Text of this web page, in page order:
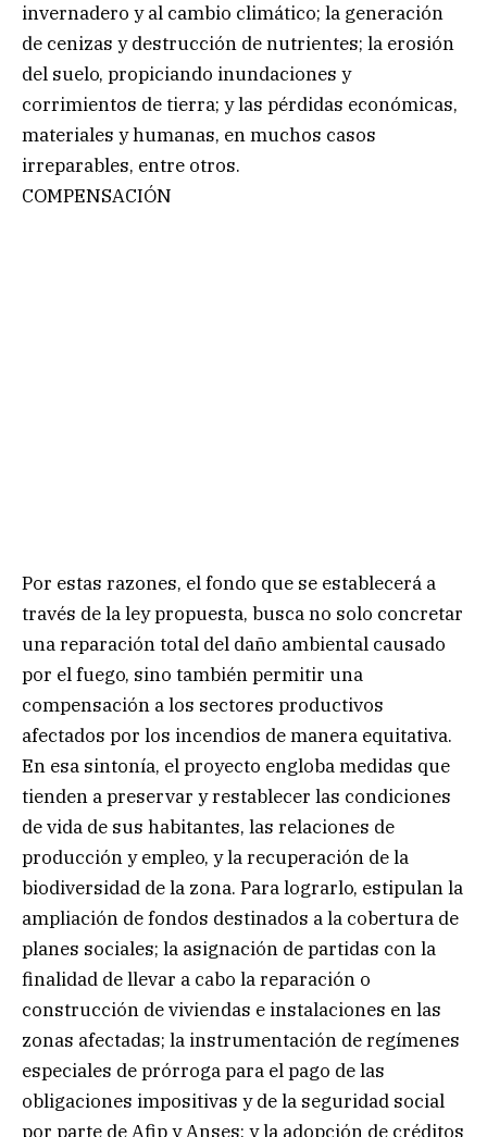
invernadero y al cambio climático; la generación
de cenizas y destrucción de nutrientes; la erosión
del suelo, propiciando inundaciones y
corrimientos de tierra; y las pérdidas económicas,
materiales y humanas, en muchos casos
irreparables, entre otros.
COMPENSACIÓN
Por estas razones, el fondo que se establecerá a
través de la ley propuesta, busca no solo concretar
una reparación total del daño ambiental causado
por el fuego, sino también permitir una
compensación a los sectores productivos
afectados por los incendios de manera equitativa.
En esa sintonía, el proyecto engloba medidas que
tienden a preservar y restablecer las condiciones
de vida de sus habitantes, las relaciones de
producción y empleo, y la recuperación de la
biodiversidad de la zona. Para lograrlo, estipulan la
ampliación de fondos destinados a la cobertura de
planes sociales; la asignación de partidas con la
finalidad de llevar a cabo la reparación o
construcción de viviendas e instalaciones en las
zonas afectadas; la instrumentación de regímenes
especiales de prórroga para el pago de las
obligaciones impositivas y de la seguridad social
por parte de Afip y Anses; y la adopción de créditos